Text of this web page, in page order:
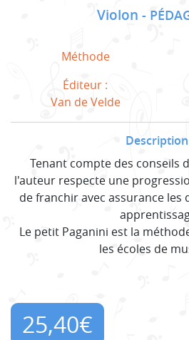
Violon
Méthode
Éditeur :
Van de Velde
Tenant compte des conseils
l'auteur respecte une
de franchir avec assurance
Le petit Paganini est la
les écoles de
25,40€